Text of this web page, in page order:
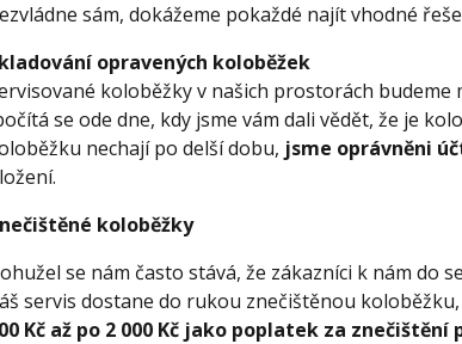
sám, dokážeme pokaždé najít vhodné
opravených koloběžek
koloběžky v našich prostorách budeme
se ode dne, kdy jsme vám dali vědět, že je
nechají po delší dobu, jsme oprávněni
koloběžky
se nám často stává, že zákazníci k nám do
servis dostane do rukou znečištěnou koloběžku,
Kč až po 2 000 Kč jako poplatek za znečištění